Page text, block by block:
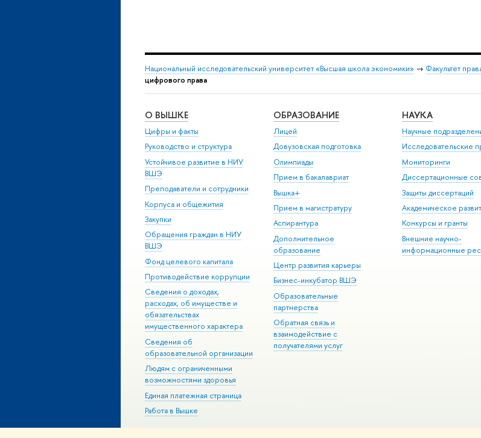
Национальный исследовательский университет «Высшая школа экономики» → Факультет
цифрового права
О ВЫШКЕ
Цифры и факты
Руководство и структура
Устойчивое развитие в НИУ
ВШЭ
Преподаватели и сотрудники
Корпуса и общежития
Закупки
Обращения граждан в НИУ
ВШЭ
Фонд целевого капитала
Противодействие коррупции
Сведения о доходах,
расходах, об имуществе и
обязательствах
имущественного характера
Сведения об
образовательной организации
Людям с ограниченными
возможностями здоровья
Единая платежная страница
Работа в Вышке
ОБРАЗОВАНИЕ
Лицей
Довузовская подготовка
Олимпиады
Прием в бакалавриат
Вышка+
Прием в магистратуру
Аспирантура
Дополнительное
образование
Центр развития карьеры
Бизнес-инкубатор ВШЭ
Образовательные
партнерства
Обратная связь и
взаимодействие с
получателями услуг
НАУКА
Научные
Исследовательские
Мониторинги
Диссертационные
Защиты диссертаций
Академическое
Конкурсы и гранты
Внешние научно-
информационные